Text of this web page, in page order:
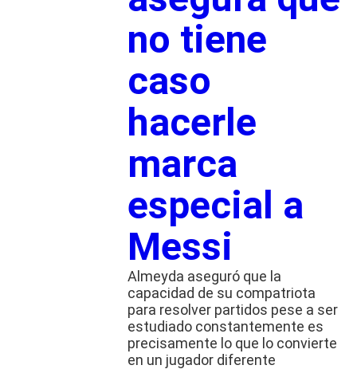
no tiene
caso
hacerle
marca
especial a
Messi
Almeyda aseguró que la
capacidad de su compatriota
para resolver partidos pese a ser
estudiado constantemente es
precisamente lo que lo convierte
en un jugador diferente